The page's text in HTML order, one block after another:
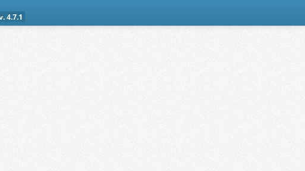
4.7.1